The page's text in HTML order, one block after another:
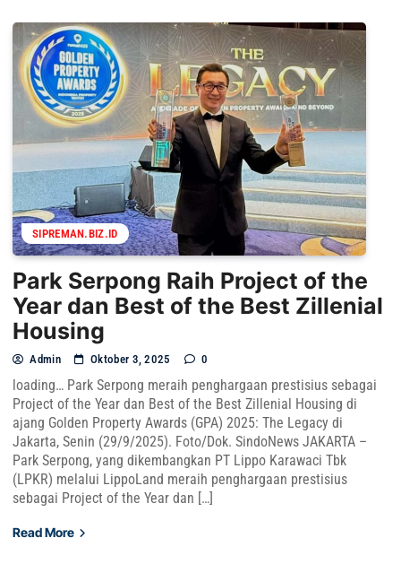
SIPREMAN.BIZ.ID
Park Serpong Raih Project of the
Year dan Best of the Best Zillenial
Housing
Admin Oktober 3, 2025 0
loading… Park Serpong meraih penghargaan prestisius sebagai
Project of the Year dan Best of the Best Zillenial Housing di
ajang Golden Property Awards (GPA) 2025: The Legacy di
Jakarta, Senin (29/9/2025). Foto/Dok. SindoNews JAKARTA –
Park Serpong, yang dikembangkan PT Lippo Karawaci Tbk
(LPKR) melalui LippoLand meraih penghargaan prestisius
sebagai Project of the Year dan […]
Read More